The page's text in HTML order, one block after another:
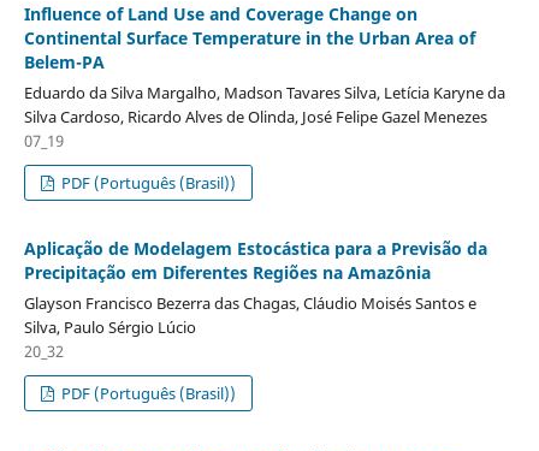
Influence of Land Use and Coverage Change on
Continental Surface Temperature in the Urban Area of
Belem-PA
Eduardo da Silva Margalho, Madson Tavares Silva, Letícia Karyne da
Silva Cardoso, Ricardo Alves de Olinda, José Felipe Gazel Menezes
07_19
PDF (Português (Brasil))
Aplicação de Modelagem Estocástica para a Previsão da
Precipitação em Diferentes Regiões na Amazônia
Glayson Francisco Bezerra das Chagas, Cláudio Moisés Santos e
Silva, Paulo Sérgio Lúcio
20_32
PDF (Português (Brasil))